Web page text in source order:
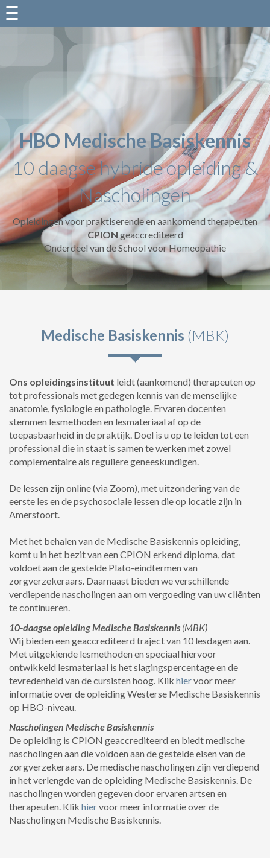
HBO Medische Basiskennis
10 daagse hybride opleiding &
Nascholingen
Opleidingen voor praktiserende en aankomend therapeuten
CPIONgeaccrediteerd
Onderdeel van de School voor Homeopathie
Medische Basiskennis (MBK)
Ons opleidingsinstituut leidt (aankomend) therapeuten op
tot professionals met gedegen kennis van de menselijke
anatomie, fysiologie en pathologie. Ervaren docenten
stemmen lesmethoden en lesmateriaal af op de
toepasbaarheid in de praktijk. Doel is u op te leiden tot een
professional die in staat is samen te werken met zowel
complementaire als reguliere geneeskundigen.
De lessen zijn online (via Zoom), met uitzondering van de
eerste les en de psychosociale lessen die op locatie zijn in
Amersfoort.
Met het behalen van de Medische Basiskennis opleiding,
komt u in het bezit van een CPION erkend diploma, dat
voldoet aan de gestelde Plato-eindtermen van
zorgverzekeraars. Daarnaast bieden we verschillende
verdiepende nascholingen aan om vergoeding van uw cliënten
te continueren.
10-daagse opleiding Medische Basiskennis (MBK)
Wij bieden een geaccrediteerd traject van 10 lesdagen aan.
Met uitgekiende lesmethoden en speciaal hiervoor
ontwikkeld lesmateriaal is het slagingspercentage en de
tevredenheid van de cursisten hoog. Klik hiervoor meer
informatie over de opleiding Westerse Medische Basiskennis
op HBO-niveau.
Nascholingen Medische Basiskennis
De opleiding is CPION geaccrediteerd en biedt medische
nascholingen aan die voldoen aan de gestelde eisen van de
zorgverzekeraars. De medische nascholingen zijn verdiepend
in het verlengde van de opleiding Medische Basiskennis. De
nascholingen worden gegeven door ervaren artsen en
therapeuten. Klik hiervoor meer informatie over de
Nascholingen Medische Basiskennis.